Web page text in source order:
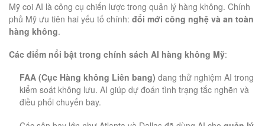
Mỹ coi AI là công cụ chiến lược trong quản lý hàng không. Chính
phủ Mỹ ưu tiên hai yếu tố chính: đổi mới công nghệ và an toàn
hàng không.
Các điểm nổi bật trong chính sách AI hàng không Mỹ:
FAA (Cục Hàng không Liên bang) đang thử nghiệm AI trong
kiểm soát không lưu. AI giúp dự đoán tình trạng tắc nghẽn và
điều phối chuyến bay.